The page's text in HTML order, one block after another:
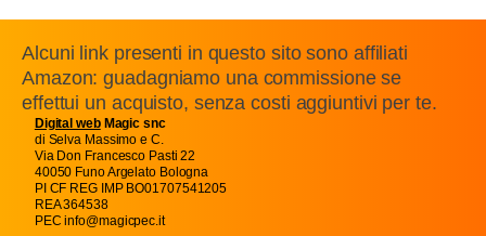
Alcuni link presenti in questo sito sono affiliati
Amazon: guadagniamo una commissione se
effettui un acquisto, senza costi aggiuntivi per te.
Digital webMagic snc
di Selva Massimo e C.
Via Don Francesco Pasti 22
40050 Funo Argelato Bologna
PI CF REG IMP BO01707541205
REA 364538
PEC info@magicpec.it